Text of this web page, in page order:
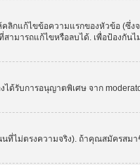
กแก้ไขข้อความแรกของหัวข้อ (ซึ่
ามารถแก้ไขหรือลบได้. เพื่อป้องกัน
ด้รับการอนุญาตพิเศษ จาก
ไม่ตรงความจริง). ถ้าคุณสมัครส